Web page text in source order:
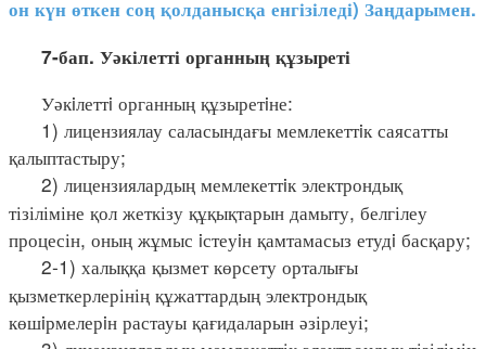
он күн өткен соң қолданысқа енгізіледі) Заңдарымен.
7-бап. Уәкілетті органның құзыреті
Уәкiлеттi органның құзыретiне:
1) лицензиялау саласындағы мемлекеттiк саясатты
қалыптастыру;
2) лицензиялардың мемлекеттiк электрондық
тізіліміне қол жеткізу құқықтарын дамыту, белгілеу
процесін, оның жұмыс iстеуiн қамтамасыз етудi басқару;
2-1) халыққа қызмет көрсету орталығы
қызметкерлерінің құжаттардың электрондық
көшiрмелерiн растауы қағидаларын әзірлеуі;